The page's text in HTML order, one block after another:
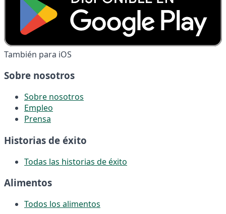
También para iOS
Sobre nosotros
Sobre nosotros
Empleo
Prensa
Historias de éxito
Todas las historias de éxito
Alimentos
Todos los alimentos